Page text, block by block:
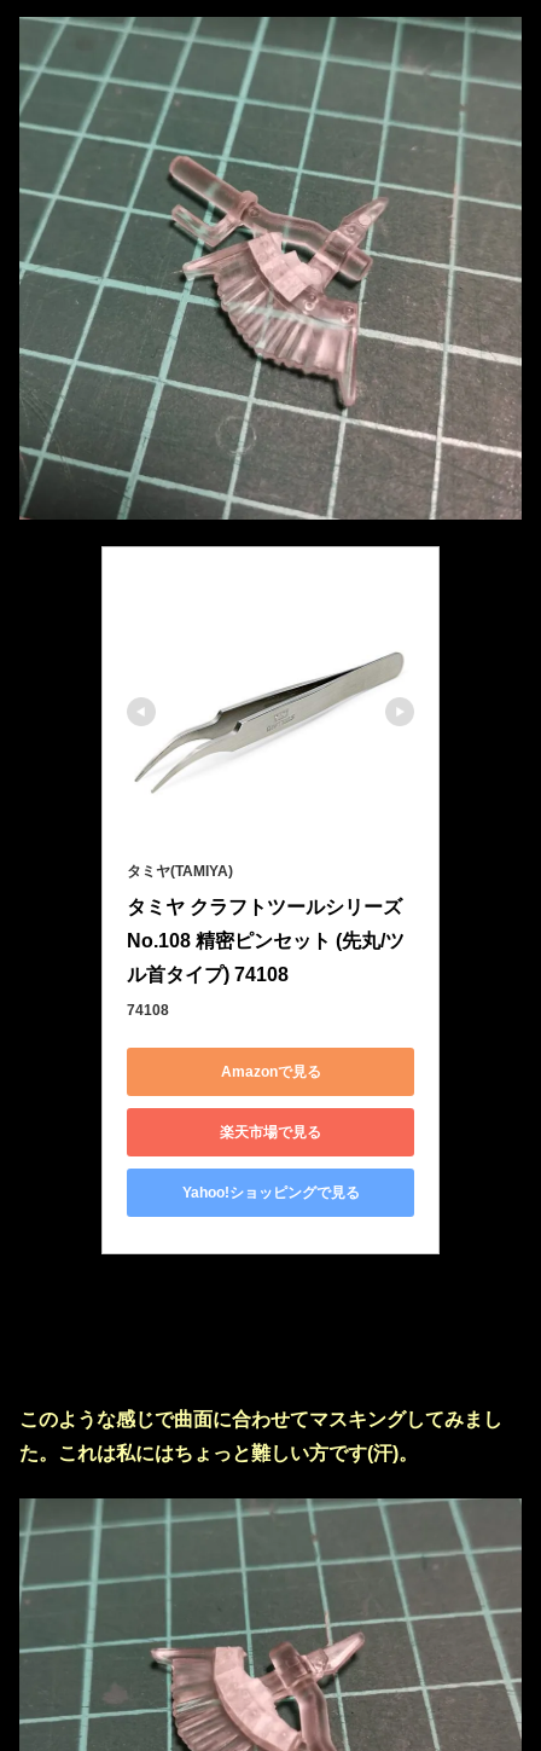
タミヤ(TAMIYA)
タミヤ クラフトツールシリーズ
No.108 精密ピンセット (先丸/ツ
ル首タイプ) 74108
74108
Amazonで見る
楽天市場で見る
Yahoo!ショッピングで見る
このような感じで曲面に合わせてマスキングしてみまし
た。これは私にはちょっと難しい方です(汗)。